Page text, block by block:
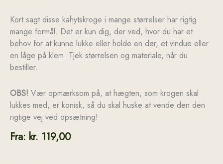
Kort sagt disse kahytskroge i mange størrelser har rigtig
mange formål. Det er kun dig, der ved, hvor du har et
behov for at kunne lukke eller holde en dør, et vindue eller
en låge på klem. Tjek størrelsen og materiale, når du
bestiller.
OBS! Vær opmærksom på, at hægten, som krogen skal
lukkes med, er konisk, så du skal huske at vende den den
rigtige vej ved opsætning!
Fra: kr. 119,00